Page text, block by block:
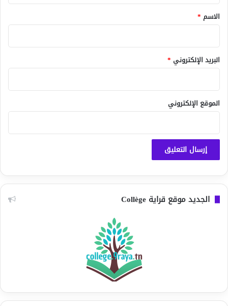
*
الاسم *
البريد الإلكتروني *
الموقع الإلكتروني
الجديد موقع قراية Collège